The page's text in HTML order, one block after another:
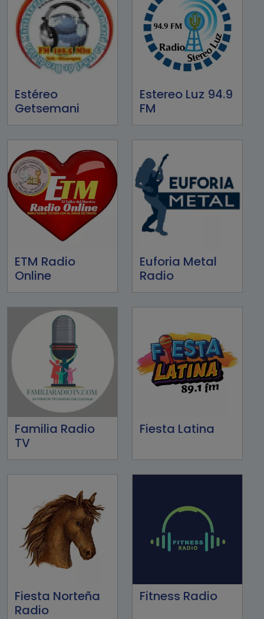
Estéreo
Getsemani
Estereo Luz 94.9
FM
ETM Radio
Online
Euforia Metal
Radio
Familia Radio
TV
Fiesta Latina
Fiesta Norteña
Radio
Fitness Radio